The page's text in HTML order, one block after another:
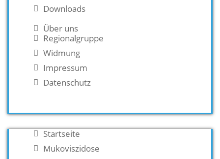
Downloads
Über uns
Regionalgruppe
Widmung
Impressum
Datenschutz
Startseite
Mukoviszidose